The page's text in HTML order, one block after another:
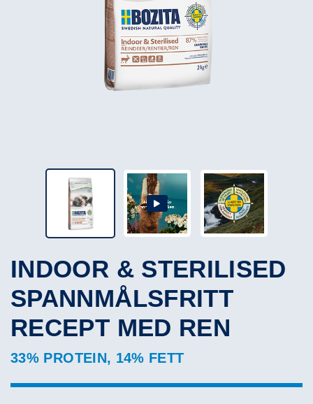
INDOOR & STERILISED
SPANNMÅLSFRITT
RECEPT MED REN
33% PROTEIN, 14% FETT